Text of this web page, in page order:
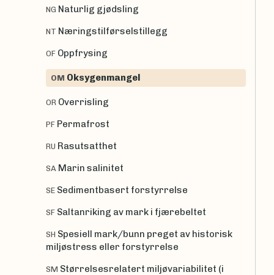
NG Naturlig gjødsling
NT Næringstilførselstillegg
OF Oppfrysing
OM Oksygenmangel
OR Overrisling
PF Permafrost
RU Rasutsatthet
SA Marin salinitet
SE Sedimentbasert forstyrrelse
SF Saltanriking av mark i fjærebeltet
SH Spesiell mark/bunn preget av historisk
miljøstress eller forstyrrelse
SM Størrelsesrelatert miljøvariabilitet (i